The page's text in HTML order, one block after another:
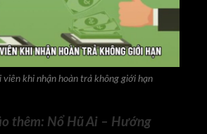
viên khi nhận hoàn trả không giới hạn
thêm: Nổ Hũ Ai – Hướng